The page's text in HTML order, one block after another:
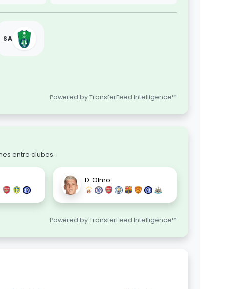
SA
Powered by TransferFeed Intelligence™
entre clubes.
D. Olmo
Powered by TransferFeed Intelligence™